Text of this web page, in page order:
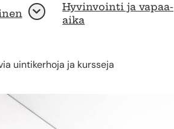
Avaa
Hyvinvointi ja vapaa-
aika
uintikerhoja ja kursseja